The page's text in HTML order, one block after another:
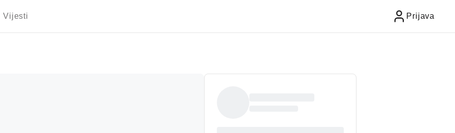
Vijesti Prijava